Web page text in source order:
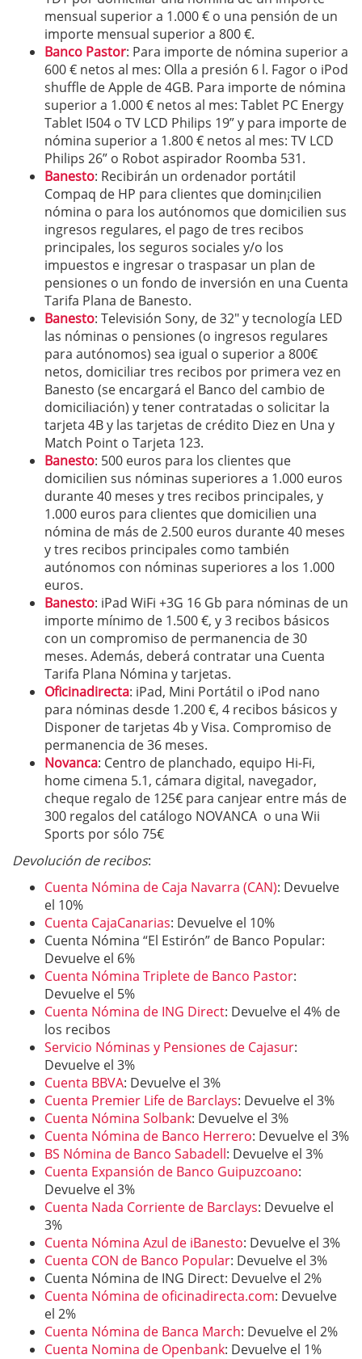
mensual superior a 1.000 € o una pensión de un
importe mensual superior a 800 €.
Banco Pastor: Para importe de nómina superior a
600 € netos al mes: Olla a presión 6 l. Fagor o iPod
shuffle de Apple de 4GB. Para importe de nómina
superior a 1.000 € netos al mes: Tablet PC Energy
Tablet I504 o TV LCD Philips 19” y para importe de
nómina superior a 1.800 € netos al mes: TV LCD
Philips 26” o Robot aspirador Roomba 531.
Banesto: Recibirán un ordenador portátil
Compaq de HP para clientes que domin¡cilien
nómina o para los autónomos que domicilien sus
ingresos regulares, el pago de tres recibos
principales, los seguros sociales y/o los
impuestos e ingresar o traspasar un plan de
pensiones o un fondo de inversión en una Cuenta
Tarifa Plana de Banesto.
Banesto: Televisión Sony, de 32″ y tecnología LED
las nóminas o pensiones (o ingresos regulares
para autónomos) sea igual o superior a 800€
netos, domiciliar tres recibos por primera vez en
Banesto (se encargará el Banco del cambio de
domiciliación) y tener contratadas o solicitar la
tarjeta 4B y las tarjetas de crédito Diez en Una y
Match Point o Tarjeta 123.
Banesto: 500 euros para los clientes que
domicilien sus nóminas superiores a 1.000 euros
durante 40 meses y tres recibos principales, y
1.000 euros para clientes que domicilien una
nómina de más de 2.500 euros durante 40 meses
y tres recibos principales como también
autónomos con nóminas superiores a los 1.000
euros.
Banesto: iPad WiFi +3G 16 Gb para nóminas de un
importe mínimo de 1.500 €, y 3 recibos básicos
con un compromiso de permanencia de 30
meses. Además, deberá contratar una Cuenta
Tarifa Plana Nómina y tarjetas.
Oficinadirecta: iPad, Mini Portátil o iPod nano
para nóminas desde 1.200 €, 4 recibos básicos y
Disponer de tarjetas 4b y Visa. Compromiso de
permanencia de 36 meses.
Novanca: Centro de planchado, equipo Hi-Fi,
home cimena 5.1, cámara digital, navegador,
cheque regalo de 125€ para canjear entre más de
300 regalos del catálogo NOVANCA o una Wii
Sports por sólo 75€
Devolución de recibos:
Cuenta Nómina de Caja Navarra (CAN): Devuelve
el 10%
Cuenta CajaCanarias: Devuelve el 10%
Cuenta Nómina “El Estirón” de Banco Popular:
Devuelve el 6%
Cuenta Nómina Triplete de Banco Pastor:
Devuelve el 5%
Cuenta Nómina de ING Direct: Devuelve el 4% de
los recibos
Servicio Nóminas y Pensiones de Cajasur:
Devuelve el 3%
Cuenta BBVA: Devuelve el 3%
Cuenta Premier Life de Barclays: Devuelve el 3%
Cuenta Nómina Solbank: Devuelve el 3%
Cuenta Nómina de Banco Herrero: Devuelve el 3%
BS Nómina de Banco Sabadell: Devuelve el 3%
Cuenta Expansión de Banco Guipuzcoano:
Devuelve el 3%
Cuenta Nada Corriente de Barclays: Devuelve el
3%
Cuenta Nómina Azul de iBanesto: Devuelve el 3%
Cuenta CON de Banco Popular: Devuelve el 3%
Cuenta Nómina de ING Direct: Devuelve el 2%
Cuenta Nómina de oficinadirecta.com: Devuelve
el 2%
Cuenta Nómina de Banca March: Devuelve el 2%
Cuenta Nomina de Openbank: Devuelve el 1%